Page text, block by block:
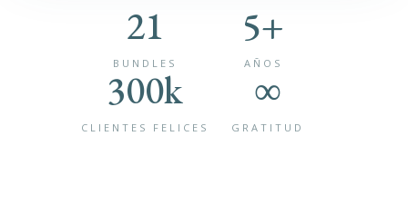
21
BUNDLES
5+
AÑOS
300k
CLIENTES FELICES
∞
GRATITUD